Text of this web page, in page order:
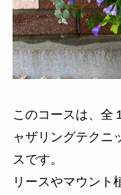
このコースは、全
ャザリングテクニ
スです。
リースやマウント